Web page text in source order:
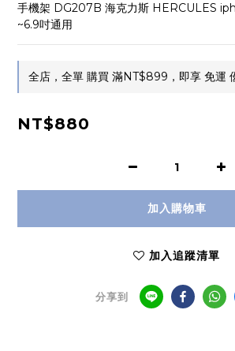
手機架 DG207B 海克力斯 HERCULES
~6.9吋通用
全店，全單 購買 滿NT$899，即享 免運
NT$880
加入購物車
加入追蹤清單
分享到